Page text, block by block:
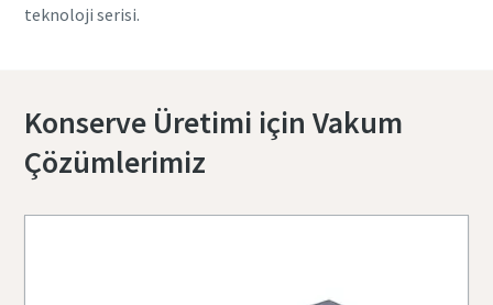
teknoloji serisi.
Konserve Üretimi için Vakum
Çözümlerimiz